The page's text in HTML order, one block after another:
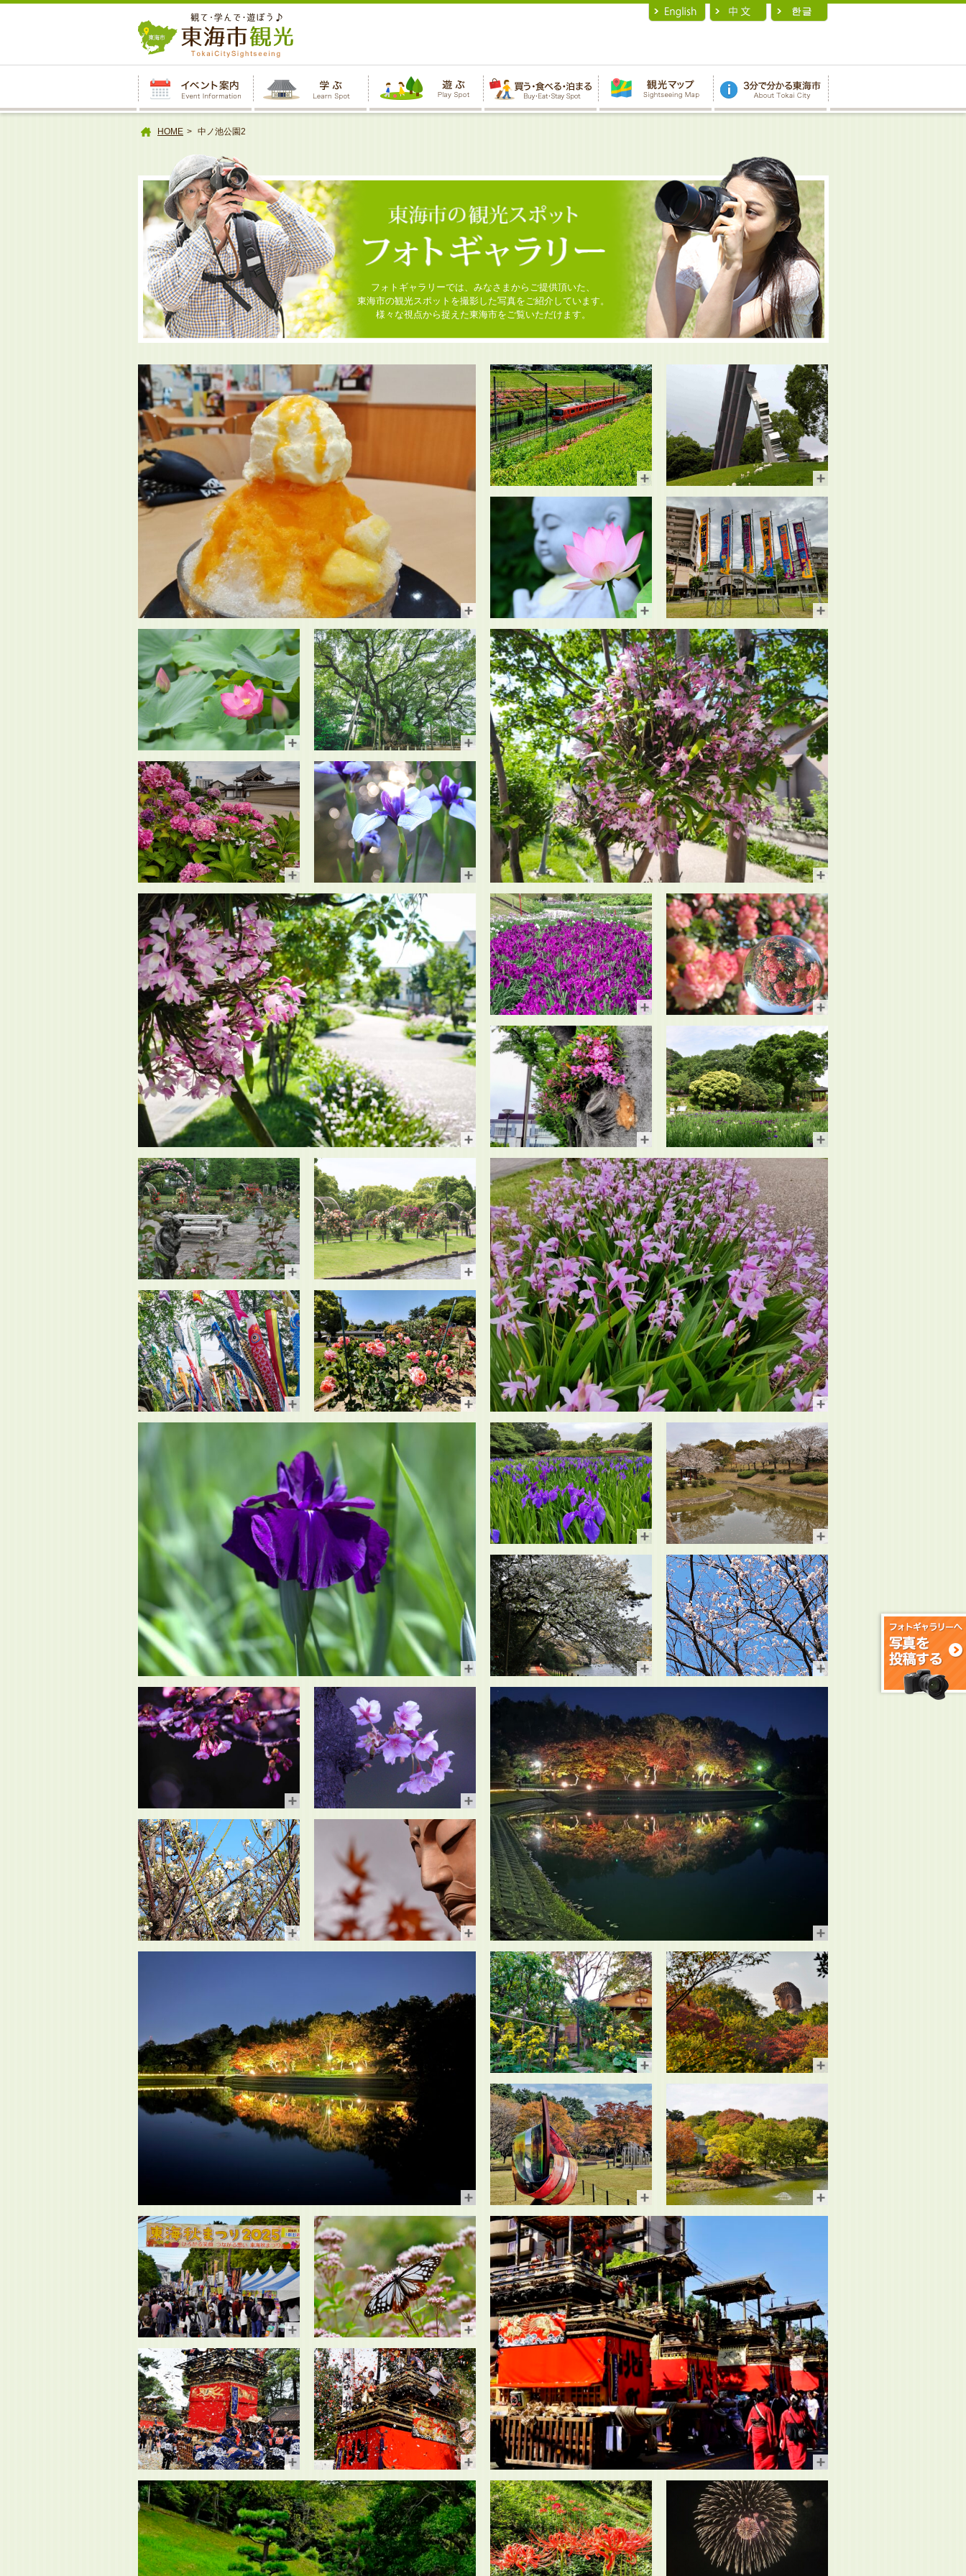
文
へ
HOME 中ノ池公園2
フォトギャラリーでは、みなさまからご提供頂いた、
東海市の観光スポットを撮影した写真をご紹介しています。
様々な視点から捉えた東海市をご覧いただけます。